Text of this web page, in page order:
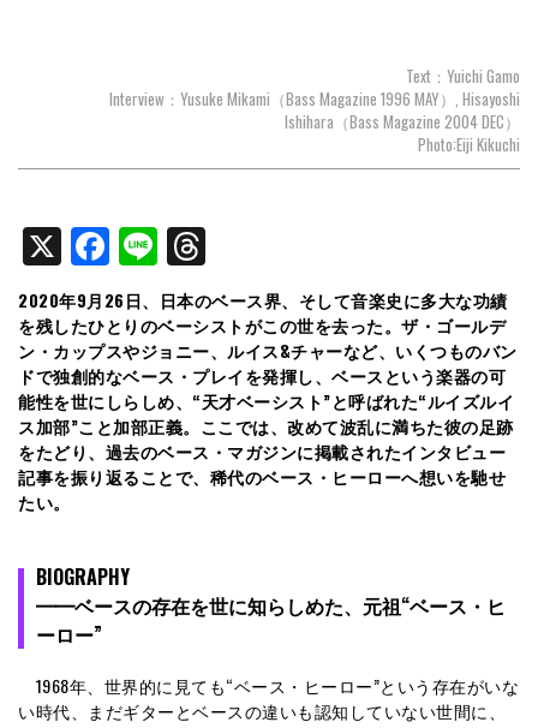
Text：Yuichi Gamo
Interview：Yusuke Mikami（Bass Magazine 1996 MAY）, Hisayoshi
Ishihara（Bass Magazine 2004 DEC）
Photo:Eiji Kikuchi
X Facebook
Line
2020年9月26日、日本のベース界、そして音楽史に多大な功績
を残したひとりのベーシストがこの世を去った。ザ・ゴールデ
ン・カップスやジョニー、ルイス&チャーなど、いくつものバン
ドで独創的なベース・プレイを発揮し、 ベースという楽器の可
能性を世にしらしめ、“天才ベーシスト”と呼ばれた“ルイズルイ
ス加部”こと加部正義。ここでは、改めて波乱に満ちた彼の足跡
をたどり、過去のベース・マガジンに掲載されたインタビュー
記事を振り返ることで、稀代のベース・ヒーローへ想いを馳せ
たい。
BIOGRAPHY
━━ベースの存在を世に知らしめた、元祖“ベース・ヒ
ーロー”
1968年、世界的に見ても“ベース・ヒーロー”という存在がいな
い時代、まだギターとベースの違いも認知していない世間に、